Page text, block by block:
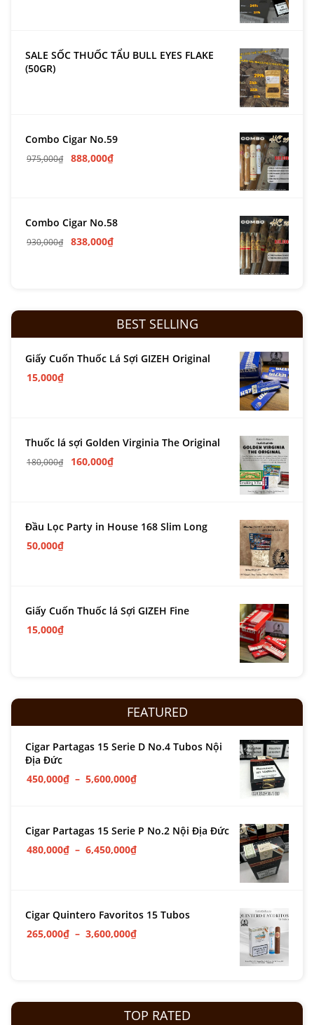
SALE SỐC THUỐC TẨU BULL EYES FLAKE
(50GR)
Combo Cigar No.59
975,000₫ 888,000₫
Combo Cigar No.58
930,000₫ 838,000₫
BEST SELLING
Giấy Cuốn Thuốc Lá Sợi GIZEH Original
15,000₫
Thuốc lá sợi Golden Virginia The Original
180,000₫ 160,000₫
Đầu Lọc Party in House 168 Slim Long
50,000₫
Giấy Cuốn Thuốc lá Sợi GIZEH Fine
15,000₫
FEATURED
Cigar Partagas 15 Serie D No.4 Tubos Nội
Địa Đức
450,000₫ – 5,600,000₫
Cigar Partagas 15 Serie P No.2 Nội Địa Đức
480,000₫ – 6,450,000₫
Cigar Quintero Favoritos 15 Tubos
265,000₫ – 3,600,000₫
TOP RATED